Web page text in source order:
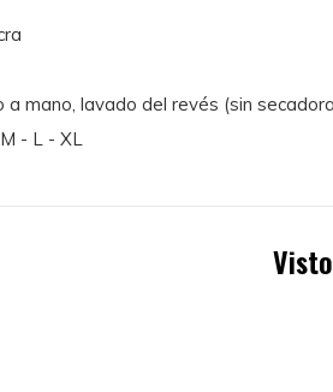
mano, lavado del revés (sin
- L - XL